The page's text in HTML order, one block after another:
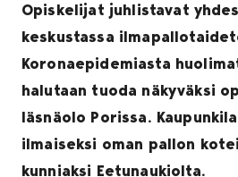
Opiskelijat juhlistavat
keskustassa
Koronaepidemiasta
halutaan tuoda näkyväksi
läsnäolo Porissa.
ilmaiseksi oman pallon
kunniaksi Eetunaukiolta.